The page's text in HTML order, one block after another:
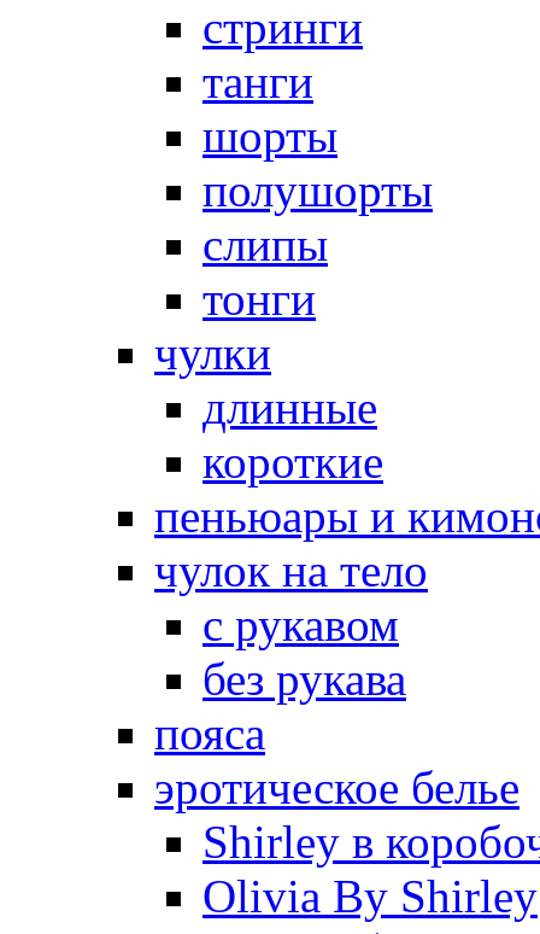
стринги
танги
шорты
полушорты
слипы
тонги
чулки
длинные
короткие
пеньюары и
чулок на тело
с рукавом
без рукава
пояса
эротическое белье
Shirley в
Olivia By Shirley